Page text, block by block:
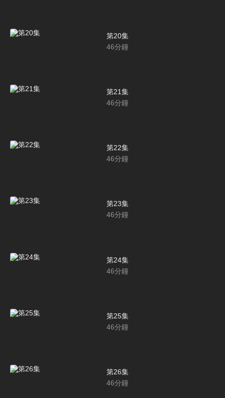
第20集
46分鐘
第21集
46分鐘
第22集
46分鐘
第23集
46分鐘
第24集
46分鐘
第25集
46分鐘
第26集
46分鐘